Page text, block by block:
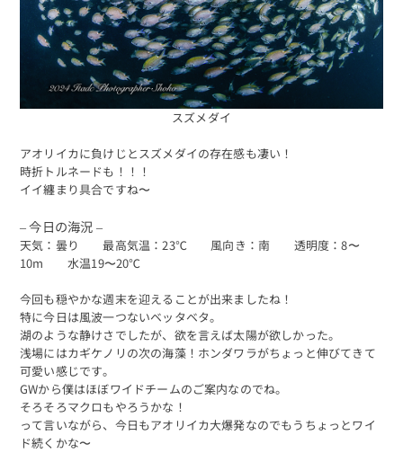
スズメダイ
アオリイカに負けじとスズメダイの存在感も凄い！
時折トルネードも！！！
イイ纏まり具合ですね〜
– 今日の海況 –
天気：曇り 最高気温：23℃ 風向き：南 透明度：8〜
10m 水温19〜20℃
今回も穏やかな週末を迎えることが出来ましたね！
特に今日は風波一つないベッタベタ。
湖のような静けさでしたが、欲を言えば太陽が欲しかった。
浅場にはカギケノリの次の海藻！ホンダワラがちょっと伸びてきて
可愛い感じです。
GWから僕はほぼワイドチームのご案内なのでね。
そろそろマクロもやろうかな！
って言いながら、今日もアオリイカ大爆発なのでもうちょっとワイ
ド続くかな〜